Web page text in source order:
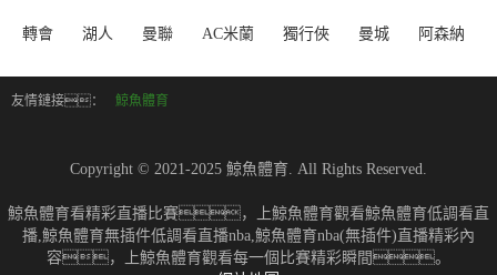
轉會 湖人 曼聯 AC米蘭 獨行俠 曼城 阿森納
友情鏈接： 鯨魚體育
Copyright © 2021-2025 鯨魚體育. All Rights Reserved.
鯨魚體育看精彩直播比賽，上鯨魚體育觀看鯨魚體育低調看直
播,鯨魚體育無插件低調看直播nba,鯨魚體育nba(無插件)直播精彩內
容，上鯨魚體育觀看每一個比賽精彩瞬間。